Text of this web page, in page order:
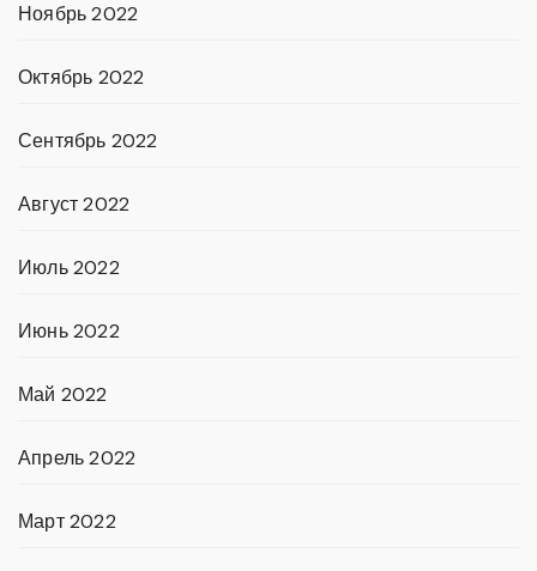
Ноябрь 2022
Октябрь 2022
Сентябрь 2022
Август 2022
Июль 2022
Июнь 2022
Май 2022
Апрель 2022
Март 2022